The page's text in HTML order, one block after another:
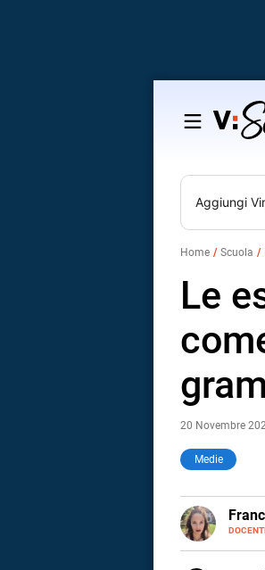
Salta
contenuto
Aggiungi
Home Scuola
Le
20 Novembre
Medie
LINKEDIN